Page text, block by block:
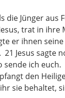
die Jünger aus
trat in ihre
er ihnen
Jesus sagte
ich
den
sie behaltet,